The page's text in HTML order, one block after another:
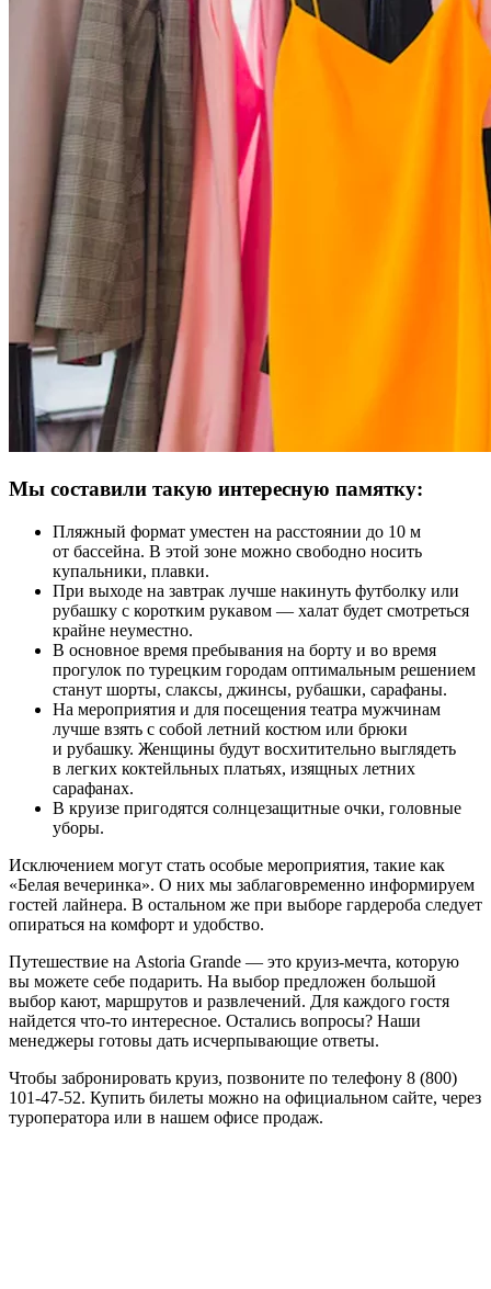
Мы составили такую интересную памятку:
Пляжный формат уместен на расстоянии до 10 м
от бассейна. В этой зоне можно свободно носить
купальники, плавки.
При выходе на завтрак лучше накинуть футболку или
рубашку с коротким рукавом — халат будет смотреться
крайне неуместно.
В основное время пребывания на борту и во время
прогулок по турецким городам оптимальным решением
станут шорты, слаксы, джинсы, рубашки, сарафаны.
На мероприятия и для посещения театра мужчинам
лучше взять с собой летний костюм или брюки
и рубашку. Женщины будут восхитительно выглядеть
в легких коктейльных платьях, изящных летних
сарафанах.
В круизе пригодятся солнцезащитные очки, головные
уборы.
Исключением могут стать особые мероприятия, такие как
«Белая вечеринка». О них мы заблаговременно информируем
гостей лайнера. В остальном же при выборе гардероба следует
опираться на комфорт и удобство.
Путешествие на Astoria Grande — это круиз-мечта, которую
вы можете себе подарить. На выбор предложен большой
выбор кают, маршрутов и развлечений. Для каждого гостя
найдется что-то интересное. Остались вопросы? Наши
менеджеры готовы дать исчерпывающие ответы.
Чтобы забронировать круиз, позвоните по телефону 8 (800)
101-47-52. Купить билеты можно на официальном сайте, через
туроператора или в нашем офисе продаж.